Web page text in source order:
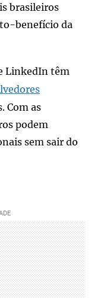
brasileiros
benefício da
LinkedIn têm
Com as
podem
sem sair do